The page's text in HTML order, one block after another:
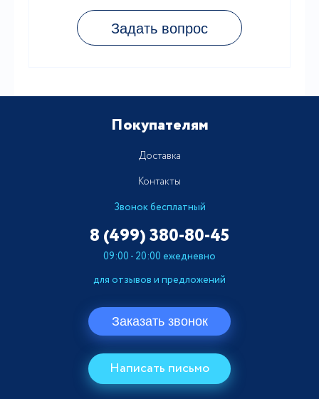
Задать вопрос
Покупателям
Доставка
Контакты
Звонок бесплатный
8 (499)380-80-45
09:00 - 20:00 ежедневно
для отзывов и предложений
Заказать звонок
Написать письмо